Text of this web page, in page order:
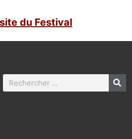
du Festival